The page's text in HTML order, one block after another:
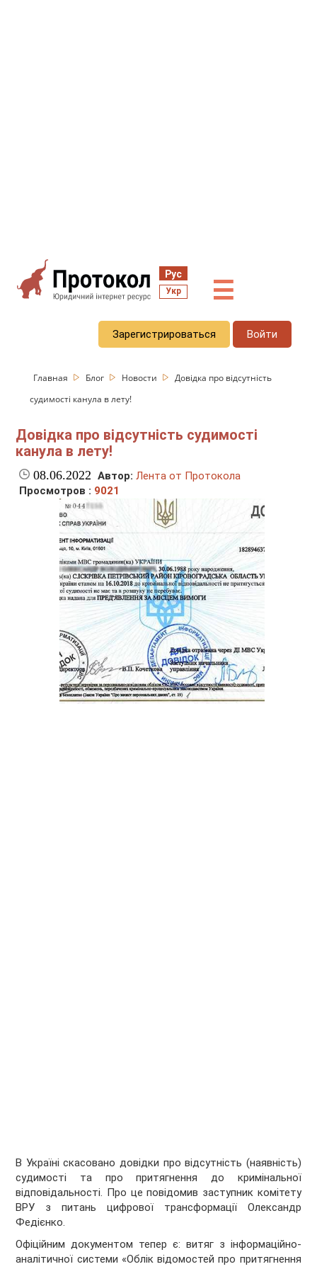
Рус
Укр ☰
Зарегистрироваться Войти
Главная Блог Новости
Довідка про відсутність
судимості канула в лету!
Довідка про відсутність судимості
канула в лету!
08.06.2022 Автор: Лента от Протокола
Просмотров : 9021
В Україні скасовано довідки про відсутність (наявність)
судимості та про притягнення до кримінальної
відповідальності. Про це повідомив заступник комітету
ВРУ з питань цифрової трансформації Олександр
Федієнко.
Офіційним документом тепер є: витяг з інформаційно-
аналітичної системи «Облік відомостей про притягнення